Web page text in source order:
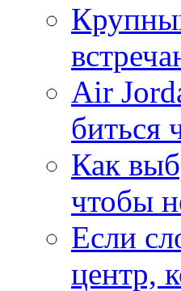
Air
биться
Как
чтобы
Если
центр,